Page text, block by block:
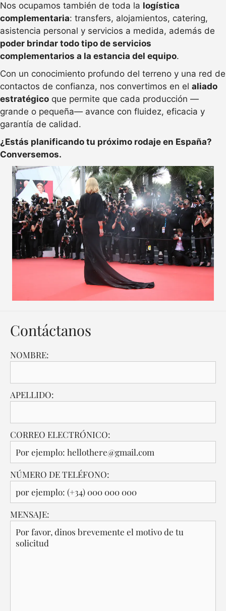
Nos ocupamos también de toda la logística
complementaria: transfers, alojamientos, catering,
asistencia personal y servicios a medida, además de
poder brindar todo tipo de servicios
complementarios a la estancia del equipo.
Con un conocimiento profundo del terreno y una red de
contactos de confianza, nos convertimos en el aliado
estratégico que permite que cada producción —
grande o pequeña— avance con fluidez, eficacia y
garantía de calidad.
¿Estás planificando tu próximo rodaje en España?
Conversemos.
Contáctanos
NOMBRE:
APELLIDO:
CORREO ELECTRÓNICO:
NÚMERO DE TELÉFONO:
MENSAJE: